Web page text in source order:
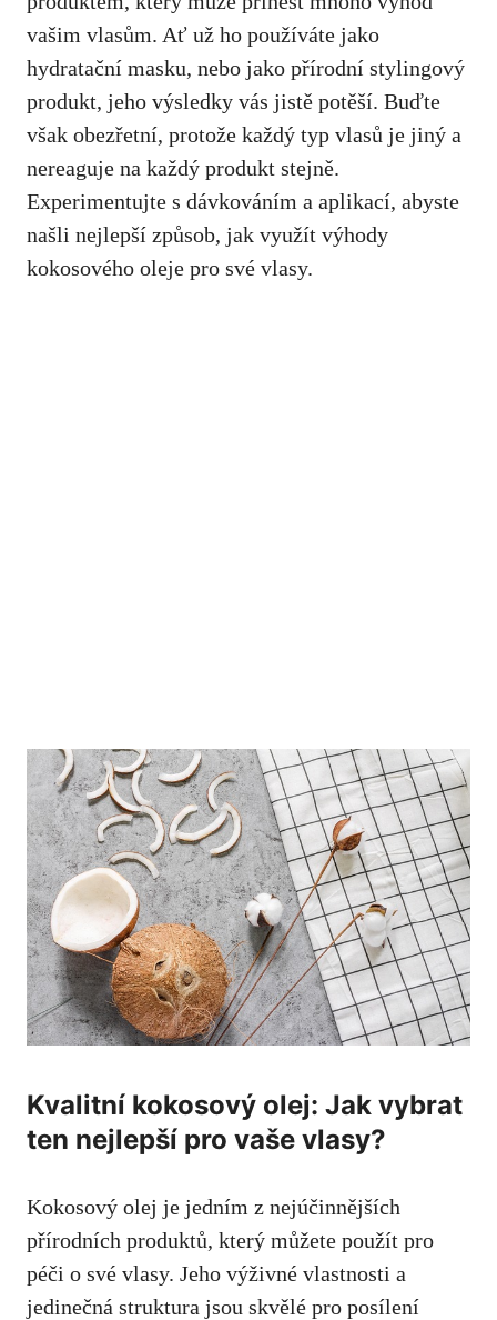
vašim vlasům. Ať už ho používáte jako
hydratační masku, nebo jako přírodní stylingový
produkt, jeho výsledky vás jistě potěší. Buďte
však obezřetní, protože každý typ vlasů je jiný a
nereaguje na každý produkt stejně.
Experimentujte s dávkováním a aplikací, abyste
našli nejlepší způsob, jak využít výhody
kokosového oleje pro své vlasy.
Kvalitní kokosový olej: Jak vybrat
ten nejlepší pro vaše vlasy?
Kokosový olej je jedním z nejúčinnějších
přírodních produktů, který můžete použít pro
péči o své vlasy. Jeho výživné vlastnosti a
jedinečná struktura jsou skvělé pro posílení